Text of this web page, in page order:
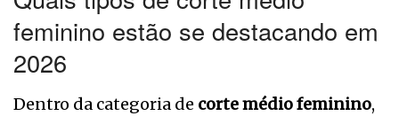
feminino estão se destacando em
2026
Dentro da categoria de corte médio feminino,